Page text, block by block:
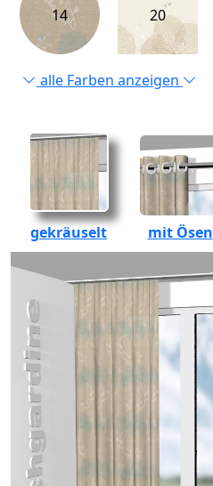
14
20
alle Farben anzeigen
gekräuselt mit Ösen